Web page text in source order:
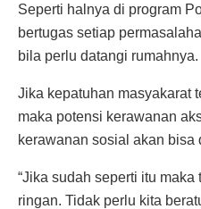
Seperti halnya di program
bertugas setiap
bila perlu datangi rumahnya.
Jika kepatuhan masyakarat
maka potensi kerawanan
kerawanan sosial akan bisa
“Jika sudah seperti itu
ringan. Tidak perlu kita